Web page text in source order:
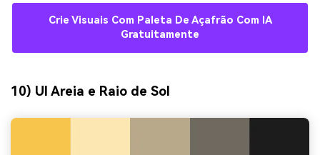
Crie Visuais Com Paleta De Açafrão Com IA
Gratuitamente
10) UI Areia e Raio de Sol